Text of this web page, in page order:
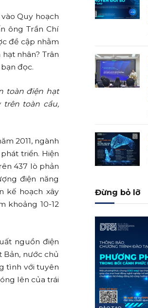
vào Quy hoạch
ông Trần Chí
đề cập nhằm
nhân? Trân
đọc.
toàn điện hạt
toàn cầu,
2011, ngành
triển. Hiện
437 lò phản
điện năng
kế hoạch xây
khoảng 10-12
nguồn điện
Bản, nước chủ
tình với tuyên
lên của trái
Đừng bỏ lỡ